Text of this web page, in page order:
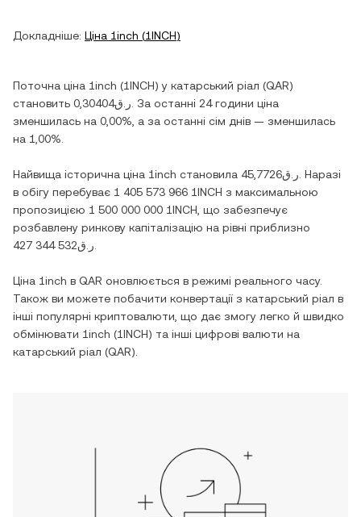
Докладніше: Ціна 1inch (1INCH)
Поточна ціна 1inch (1INCH) у катарський ріал (QAR)
становить
ر.ق0,30404 . За останні 24 години ціна
зменшилась на 0,00% , а за останні сім днів — зменшилась
на 1,00%
Найвища історична ціна 1inch становила ر.ق45,7726 . Наразі
в обігу перебуває 1 405 573 966 1INCH з максимальною
пропозицією 1 500 000 000 1INCH , що забезпечує
розбавлену ринкову капіталізацію на рівні приблизно
ر.ق427 344 532
Ціна 1inch в QAR оновлюється в режимі реального часу.
Також ви можете побачити конвертації з катарський ріал в
інші популярні криптовалюти, що дає змогу легко й швидко
обмінювати 1inch (1INCH) та інші цифрові валюти на
катарський ріал (QAR).